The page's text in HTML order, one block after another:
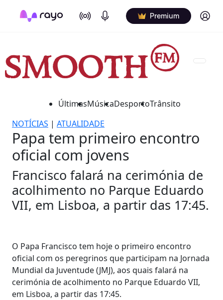
On Air Podcasts Premium Log in
ÚltimasMúsicaDesportoTrânsito
NOTÍCIAS | ATUALIDADE
Papa tem primeiro encontro
oficial com jovens
Francisco falará na cerimónia de
acolhimento no Parque Eduardo
VII, em Lisboa, a partir das 17:45.
O Papa Francisco tem hoje o primeiro encontro
oficial com os peregrinos que participam na Jornada
Mundial da Juventude (JMJ), aos quais falará na
cerimónia de acolhimento no Parque Eduardo VII,
em Lisboa, a partir das 17:45.